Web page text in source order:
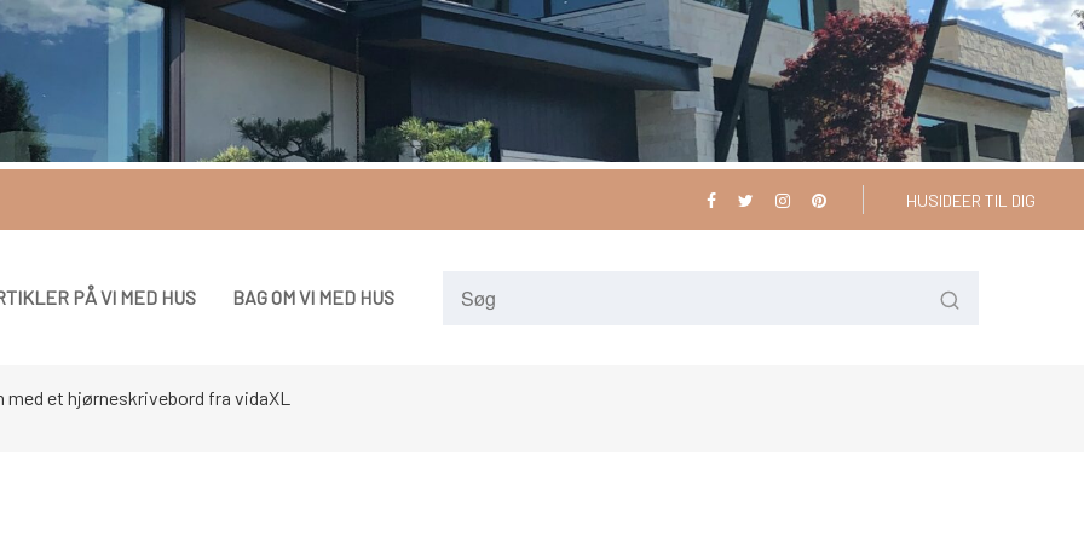
HUSIDEER TIL DIG
PÅ VI MED HUS BAG OM VI MED HUS
et hjørneskrivebord fra vidaXL